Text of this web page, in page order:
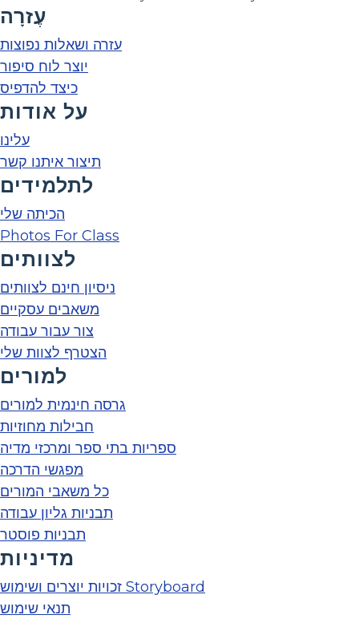
עֶזרָה
עזרה ושאלות נפוצות
יוצר לוח סיפור
כיצד להדפיס
על אודות
עלינו
תיצור איתנו קשר
לתלמידים
הכיתה שלי
Photos For Class
לצוותים
ניסיון חינם לצוותים
משאבים עסקיים
צור עבור עבודה
הצטרף לצוות שלי
למורים
גרסה חינמית למורים
חבילות מחוזיות
ספריות בתי ספר ומרכזי מדיה
מפגשי הדרכה
כל משאבי המורים
תבניות גליון עבודה
תבניות פוסטר
מדיניות
זכויות יוצרים ושימוש Storyboard
תנאי שימוש